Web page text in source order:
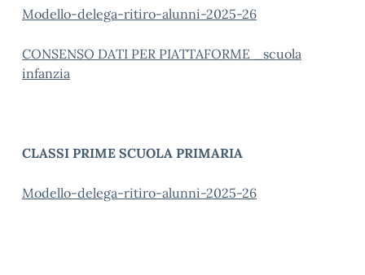
Modello-delega-ritiro-alunni-2025-26
CONSENSO DATI PER PIATTAFORME _scuola
infanzia
CLASSI PRIME SCUOLA PRIMARIA
Modello-delega-ritiro-alunni-2025-26